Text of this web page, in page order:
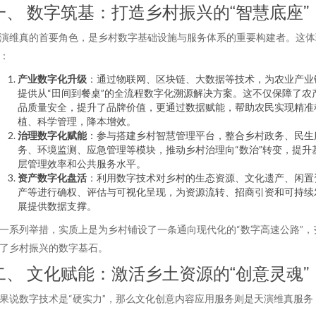
、 数字筑基：打造乡村振兴的“智慧底座”
维真的首要角色，是乡村数字基础设施与服务体系的重要构建者。这
产业数字化升级 ：通过物联网、区块链、大数据等技术，为农业产业
提供从“田间到餐桌”的全流程数字化溯源解决方案。这不仅保障了农
品质量安全，提升了品牌价值，更通过数据赋能，帮助农民实现精准
植、科学管理，降本增效。
治理数字化赋能：参与搭建乡村智慧管理平台，整合乡村政务、民生
务、环境监测、应急管理等模块，推动乡村治理向“数治”转变，提升
层管理效率和公共服务水平。
资产数字化盘活 ：利用数字技术对乡村的生态资源、文化遗产、闲置
产等进行确权、评估与可视化呈现，为资源流转、招商引资和可持续
展提供数据支撑。
系列举措，实质上是为乡村铺设了一条通向现代化的“数字高速公路”，
乡村振兴的数字基石。
、 文化赋能：激活乡土资源的“创意灵魂”
说数字技术是“硬实力”，那么文化创意内容应用服务则是天演维真服务